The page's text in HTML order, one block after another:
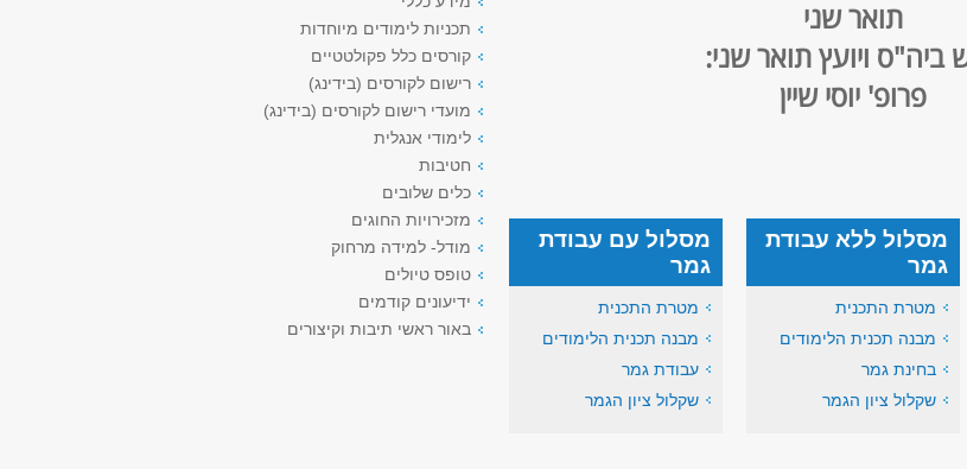
תואר שני
ביה"ס ויועץ תואר שני:
​פרופ' יוסי שיין
מסלול ללא עבודת
גמר
מטרת התכנית
מבנה תכנית הלימודים
בחינת גמר
שקלול ציון הגמר
מסלול עם עבודת
גמר
מטרת התכנית
מבנה תכנית הלימודים
עבודת גמר
שקלול ציון הגמר
תכניות לימודים מיוחדות
קורסים כלל פקולטטיים
רישום לקורסים (בידינג)
מועדי רישום לקורסים (בידינג)
לימודי אנגלית
חטיבות
כלים שלובים
מזכירויות החוגים
מודל- למידה מרחוק
טופס טיולים
ידיעונים קודמים
באור ראשי תיבות וקיצורים